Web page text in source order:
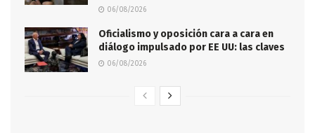
06/08/2026
Oficialismo y oposición cara a cara en
diálogo impulsado por EE UU: las claves
06/08/2026